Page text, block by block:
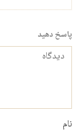
پاسخ دهید
دیدگاه
نام